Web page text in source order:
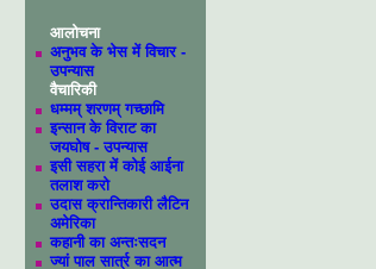
आलोचना
अनुभव के भेस में विचार -
उपन्यास
वैचारिकी
धम्मम्‌ शरणम्‌ गच्छामि
इन्सान के विराट का
जयघोष - उपन्यास
इसी सहरा में कोई आईना
तलाश करो
उदास क्रान्तिकारी लैटिन
अमेरिका
कहानी का अन्तःसदन
ज्यां पाल सार्त्र का आत्म